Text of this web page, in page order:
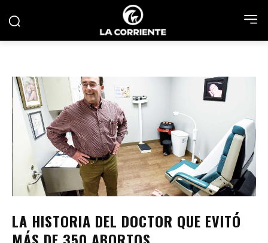
LA HISTORIA DEL DOCTOR QUE EVITÓ